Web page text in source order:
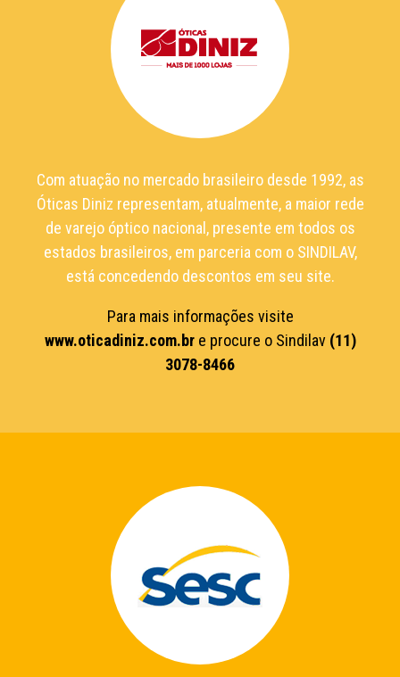
Com atuação no mercado brasileiro desde 1992, as
Óticas Diniz representam, atualmente, a maior rede
de varejo óptico nacional, presente em todos os
estados brasileiros, em parceria com o SINDILAV,
está concedendo descontos em seu site.
Para mais informações visite
www.oticadiniz.com.bre procure o Sindilav (11)
3078-8466